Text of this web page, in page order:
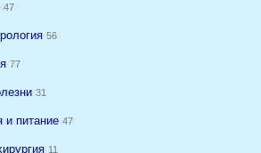
47
56
77
31
и питание 47
11